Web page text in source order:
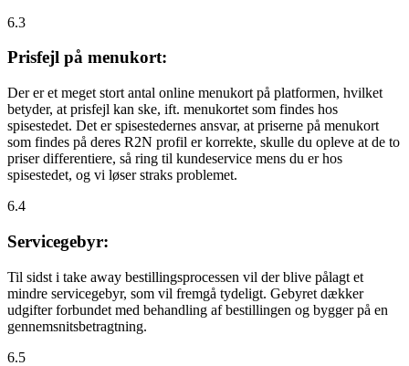
6.3
Prisfejl på menukort:
Der er et meget stort antal online menukort på platformen, hvilket
betyder, at prisfejl kan ske, ift. menukortet som findes hos
spisestedet. Det er spisestedernes ansvar, at priserne på menukort
som findes på deres R2N profil er korrekte, skulle du opleve at de to
priser differentiere, så ring til kundeservice mens du er hos
spisestedet, og vi løser straks problemet.
6.4
Servicegebyr:
Til sidst i take away bestillingsprocessen vil der blive pålagt et
mindre servicegebyr, som vil fremgå tydeligt. Gebyret dækker
udgifter forbundet med behandling af bestillingen og bygger på en
gennemsnitsbetragtning.
6.5